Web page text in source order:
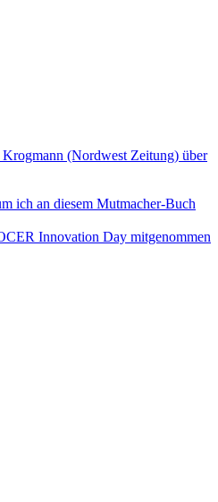
(Nordwest Zeitung) über
ich an diesem Mutmacher-Buch
Innovation Day mitgenommen